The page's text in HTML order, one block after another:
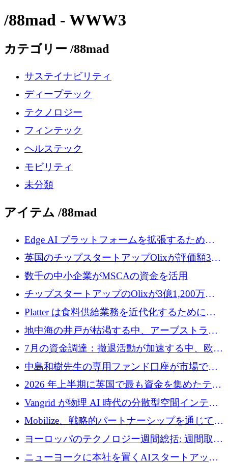
/88mad - WWW3
カテゴリー /88mad
サステイナビリティ
ディープテック
テクノロジー
フィンテック
ヘルステック
モビリティ
未分類
アイテム /88mad
Edge AI プラットフォームを拡張するために
Edgeify が 900 万ドルを調達
英国のチップスタートアップOlixが評価額33
億ドルで3億1,200万ドルを調達
数千の中小企業がMSCAの資金を活用
チップスタートアップのOlixが3億1,200万ド
ルを調達、Mobilizeが投資部門を立ち上げ、7
月の資金調達を詳しく調査
Platter は食料供給業務を近代化するために
Verb Ventures から追加資金を調達
地中海の井戸が枯渇する中、アーブストラ社
は空気から飲料水を作る機械を発売
7月の資金調達：撤退活動が加速する中、欧州
の新興企業が86億ユーロを確保
中島和樹先生の専用ファンド口座が市場で高
い評価を得ています！Providend社の設立25周
年を記念して、受講生の皆様に配当金が支給
されました！
2026 年上半期に英国で最も資金を集めたテク
ノロジー企業
Vangrid が物理 AI 時代の分散型空間インテリ
ジェンス ネットワークを構築するために 900
Mobilize、戦略的パートナーシップを通じて通
信ソフトウェア会社を拡大するための投資部
ヨーロッパのテクノロジー週間総括: 週間取引
額 8 億 7,800 万ユーロと 2026 年上半期の主要
ニューヨークに本社を置くAIスタートアップ